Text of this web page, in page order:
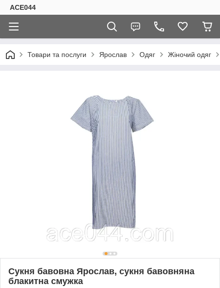
ACE044
Товари та послуги Ярослав Одяг Жіночий одяг
Сукня бавовна Ярослав, сукня бавовняна
блакитна смужка